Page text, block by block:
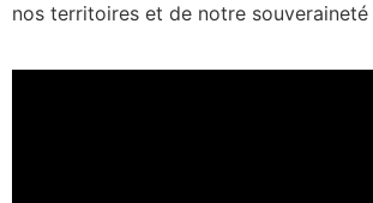
nos territoires et de notre souveraineté